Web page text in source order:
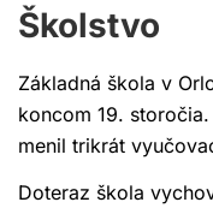
Školstvo
Základná škola v
koncom 19.
menil trikrát
Doteraz škola